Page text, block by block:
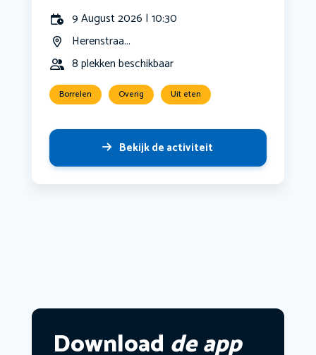
9 August 2026 | 10:30
Herenstraa...
8 plekken beschikbaar
Borrelen Overig Uit eten
Bekijk de activiteit
Download de app